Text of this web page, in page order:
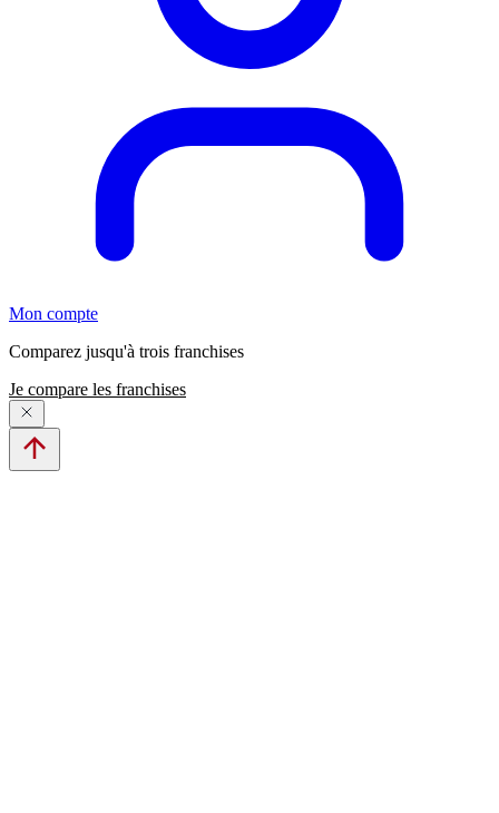
Mon compte
Comparez jusqu'à trois franchises
Je compare les franchises